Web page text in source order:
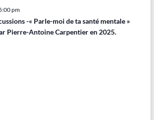
pm
-« Parle-moi de ta santé mentale »
Pierre-Antoine Carpentier en 2025.